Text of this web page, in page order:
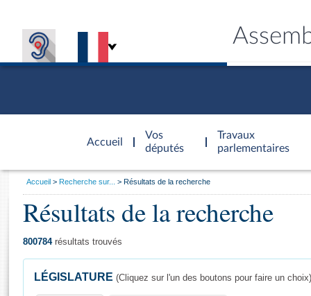
Accueil
d'accueil
Vos
députés
Travaux
parlementaires
Général
Vous
Accueil Recherche sur... Résultats de la recherche
Résultats de la recherche
800784résultats trouvés
LÉGISLATURE (Cliquez sur l'un des boutons pour faire un choix)